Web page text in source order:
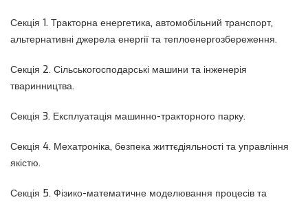
Секція 1. Тракторна енергетика, автомобільний транспорт,
альтернативні джерела енергії та теплоенергозбереження.
Секція 2. Сільськогосподарські машини та інженерія
тваринництва.
Секція 3. Експлуатація машинно-тракторного парку.
Секція 4. Мехатроніка, безпека життєдіяльності та управління
якістю.
Секція 5. Фізико-математичне моделювання процесів та